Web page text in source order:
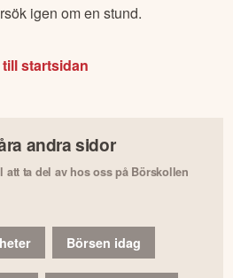
igen om en stund.
till startsidan
andra sidor
att ta del av hos oss på Börskollen
Börsen idag